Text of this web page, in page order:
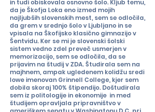
in tudi obiskovala osnovno šolo. Kljub temu,
da je Škofja Loka eno izmed mojih
najljubših slovenskih mest, sem se odločila,
da grem v srednjo šolo v Ljubljano in se
vpisala na Škofijsko klasično gimnazijo v
Šentvidu. Ker se mi je slovenski šolski
sistem vedno zdel preveč usmerjen v
memorizacijo, sem se odločila, da se
prijavim na študij v ZDA. Študirala sem na
majhnem, ampak ugledenem kolidžu sredi
Iowe imenovan Grinnell College, kjer sem
dobila skoraj 100% štipendijo. Doštudirala
sem iz politologije in ekonomije in med
študijem opravljala pripravništvo v